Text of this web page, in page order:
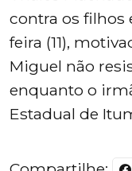
contra os filhos
feira (11),
Miguel não
enquanto o
Estadual de